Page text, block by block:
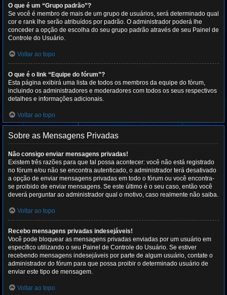
O que é um “Grupo padrão”?
Se você é membro de mais de um grupo de usuários, será determinado qual
cor e rank lhe serão atribuídos por padrão. O administrador poderá lhe
conceder a opção de escolha do seu grupo padrão através de seu Painel de
Controle do Usuário.
Voltar ao topo
O que é o link “Equipe do fórum”?
Esta página exibirá uma lista de todos os membros da equipe do fórum,
incluindo os administradores e moderadores com todos os seus respectivos
detalhes e informações adicionais.
Voltar ao topo
Sobre as Mensagens Privadas
Não consigo enviar mensagens privadas!
Existem três razões para que tal possa acontecer: você não está registrado
no fórum e/ou não se encontra autenticado, o administrador terá desativado
a opção de enviar mensagens privadas em todo o fórum ou você encontra-
se proibido de enviar mensagens. Se este último é o seu caso, então você
deverá perguntar ao administrador qual o motivo, caso realmente não saiba.
Voltar ao topo
Recebo mensagens privadas indesejáveis!
Você pode bloquear as mensagens privadas enviadas por um usuário em
específico utilizando o seu Painel de Controle do Usuário. Se estiver
recebendo mensagens indesejáveis por parte de algum usuário, contate o
administrador do fórum para que possa proibir o determinado usuário de
enviar este tipo de mensagem.
Voltar ao topo